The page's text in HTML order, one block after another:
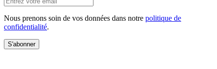
Nous prenons soin de vos données dans notre politique de
confidentialité.
S'abonner